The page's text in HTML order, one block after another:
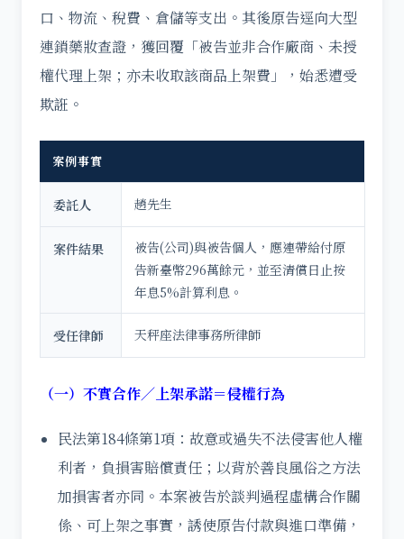
口、物流、稅費、倉儲等支出。其後原告逕向大型
連鎖藥妝查證，獲回覆「被告並非合作廠商、未授
權代理上架；亦未收取該商品上架費」，始悉遭受
欺誑。
案例事實
委託人 趙先生
案件結果
被告(公司)與被告個人，應連帶給付原
告新臺幣296萬餘元，並至清償日止按
年息5%計算利息。
受任律師 天秤座法律事務所律師
（一）不實合作／上架承諾＝侵權行為
民法第184條第1項：故意或過失不法侵害他人權
利者，負損害賠償責任；以背於善良風俗之方法
加損害者亦同。本案被告於談判過程虛構合作關
係、可上架之事實，誘使原告付款與進口準備，